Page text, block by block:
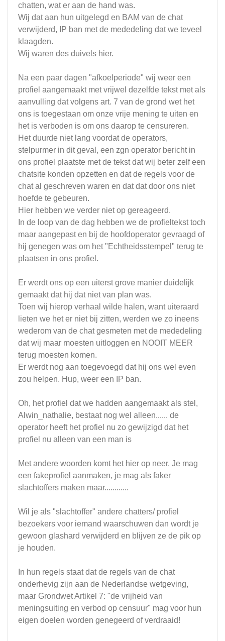
chatten, wat er aan de hand was.
Wij dat aan hun uitgelegd en BAM van de chat
verwijderd, IP ban met de mededeling dat we teveel
klaagden.
Wij waren des duivels hier.
Na een paar dagen "afkoelperiode" wij weer een
profiel aangemaakt met vrijwel dezelfde tekst met als
aanvulling dat volgens art. 7 van de grond wet het
ons is toegestaan om onze vrije mening te uiten en
het is verboden is om ons daarop te censureren.
Het duurde niet lang voordat de operators,
stelpurmer in dit geval, een zgn operator bericht in
ons profiel plaatste met de tekst dat wij beter zelf een
chatsite konden opzetten en dat de regels voor de
chat al geschreven waren en dat dat door ons niet
hoefde te gebeuren.
Hier hebben we verder niet op gereageerd.
In de loop van de dag hebben we de profieltekst toch
maar aangepast en bij de hoofdoperator gevraagd of
hij genegen was om het "Echtheidsstempel" terug te
plaatsen in ons profiel.
Er werdt ons op een uiterst grove manier duidelijk
gemaakt dat hij dat niet van plan was.
Toen wij hierop verhaal wilde halen, want uiteraard
lieten we het er niet bij zitten, werden we zo ineens
wederom van de chat gesmeten met de mededeling
dat wij maar moesten uitloggen en NOOIT MEER
terug moesten komen.
Er werdt nog aan toegevoegd dat hij ons wel even
zou helpen. Hup, weer een IP ban.
Oh, het profiel dat we hadden aangemaakt als stel,
Alwin_nathalie, bestaat nog wel alleen...... de
operator heeft het profiel nu zo gewijzigd dat het
profiel nu alleen van een man is
Met andere woorden komt het hier op neer. Je mag
een fakeprofiel aanmaken, je mag als faker
slachtoffers maken maar............
Wil je als "slachtoffer" andere chatters/ profiel
bezoekers voor iemand waarschuwen dan wordt je
gewoon glashard verwijderd en blijven ze de pik op
je houden.
In hun regels staat dat de regels van de chat
onderhevig zijn aan de Nederlandse wetgeving,
maar Grondwet Artikel 7: "de vrijheid van
meningsuiting en verbod op censuur" mag voor hun
eigen doelen worden genegeerd of verdraaid!